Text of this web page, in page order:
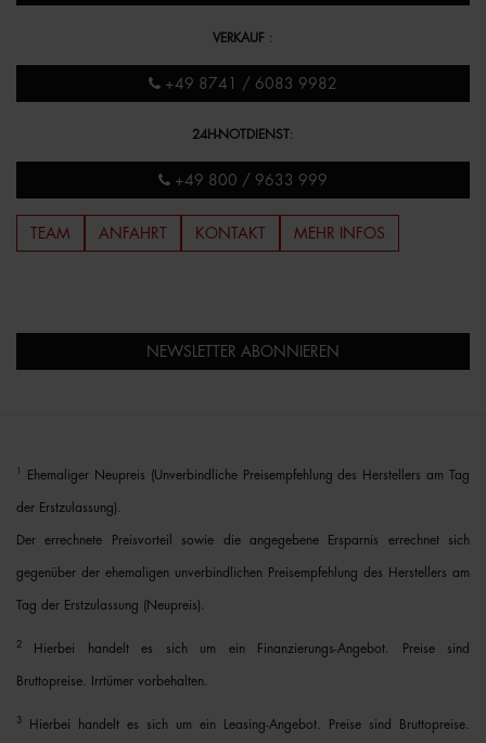
VERKAUF :
+49 8741 / 6083 9982
24H-NOTDIENST:
+49 800 / 9633 999
TEAM ANFAHRT KONTAKT MEHR INFOS
NEWSLETTER ABONNIEREN
Ehemaliger Neupreis (Unverbindliche Preisempfehlung des Herstellers am Tag
der Erstzulassung).
Der errechnete Preisvorteil sowie die angegebene Ersparnis errechnet sich
gegenüber der ehemaligen unverbindlichen Preisempfehlung des Herstellers am
Tag der Erstzulassung (Neupreis).
2 Hierbei handelt es sich um ein Finanzierungs-Angebot. Preise sind
Bruttopreise. Irrtümer vorbehalten.
3 Hierbei handelt es sich um ein Leasing-Angebot. Preise sind Bruttopreise.